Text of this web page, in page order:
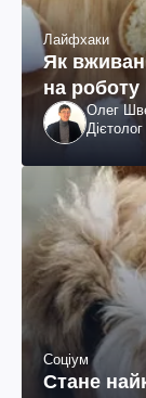
Лайфхаки
Як
на роботу
Олег
Дієтолог
Соціум
Стане